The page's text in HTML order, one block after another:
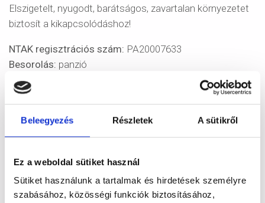
Beleegyezés Részletek A sütikről
Ez a weboldal sütiket használ
Sütiket használunk a tartalmak és hirdetések személyre
szabásához, közösségi funkciók biztosításához,
Elszigetelt, nyugodt, barátságos, zavartalan környezetet
biztosít a kikapcsolódáshoz!
NTAK regisztrációs szám: PA20007633
Besorolás: panzió
Tel.
E-mail
info@hotelhonti.hu
Web
www.hotelhonti.hu
Cím
Visegrád, Fő u. 66, 2025 Magyarország
ShareFacebook
TwitterEmail